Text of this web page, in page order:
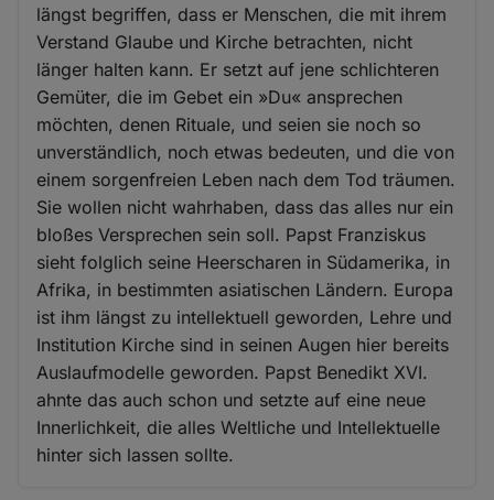
längst begriffen, dass er Menschen, die mit ihrem
Verstand Glaube und Kirche betrachten, nicht
länger halten kann. Er setzt auf jene schlichteren
Gemüter, die im Gebet ein »Du« ansprechen
möchten, denen Rituale, und seien sie noch so
unverständlich, noch etwas bedeuten, und die von
einem sorgenfreien Leben nach dem Tod träumen.
Sie wollen nicht wahrhaben, dass das alles nur ein
bloßes Versprechen sein soll. Papst Franziskus
sieht folglich seine Heerscharen in Südamerika, in
Afrika, in bestimmten asiatischen Ländern. Europa
ist ihm längst zu intellektuell geworden, Lehre und
Institution Kirche sind in seinen Augen hier bereits
Auslaufmodelle geworden. Papst Benedikt XVI.
ahnte das auch schon und setzte auf eine neue
Innerlichkeit, die alles Weltliche und Intellektuelle
hinter sich lassen sollte.